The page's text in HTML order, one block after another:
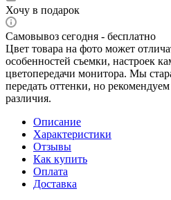
Хочу в подарок
Самовывоз сегодня - бесплатно
Цвет товара на фото может
особенностей съемки, настроек
цветопередачи монитора. Мы
передать оттенки, но
различия.
Описание
Характеристики
Отзывы
Как купить
Оплата
Доставка